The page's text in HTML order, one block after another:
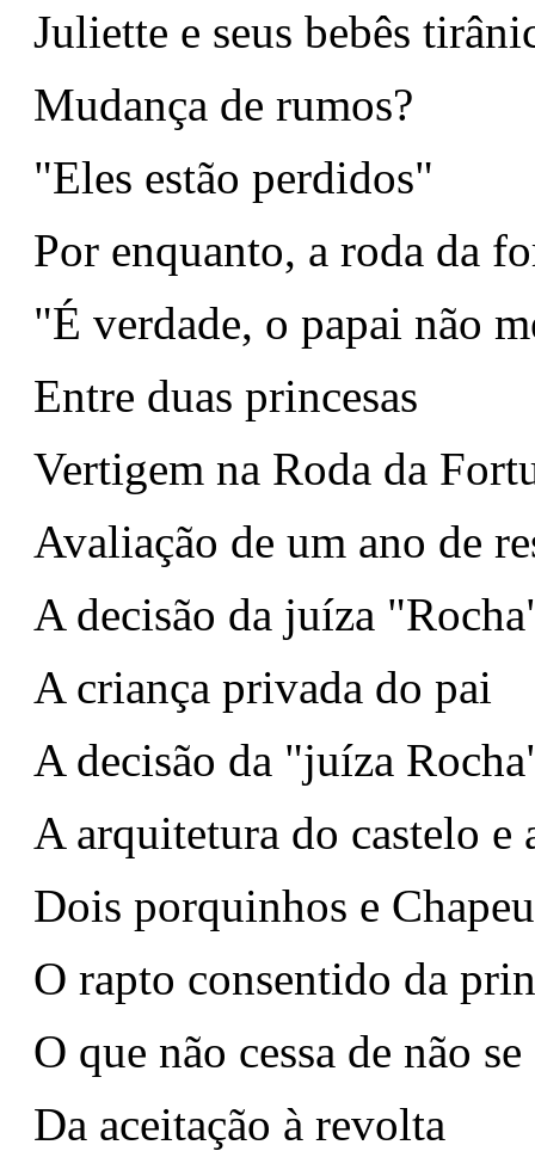
Juliette e seus bebês
Mudança de rumos?
"Eles estão perdidos"
Por enquanto, a roda da
"É verdade, o papai não
Entre duas princesas
Vertigem na Roda da
Avaliação de um ano de
A decisão da juíza
A criança privada do pai
A decisão da "juíza
A arquitetura do castelo e
Dois porquinhos e
O rapto consentido da
O que não cessa de não
Da aceitação à revolta